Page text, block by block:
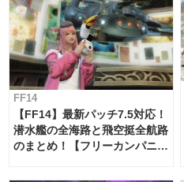
FF14
【FF14】最新パッチ7.5対応！
潜水艦の全海路と飛空挺全航路
のまとめ！【フリーカンパニ